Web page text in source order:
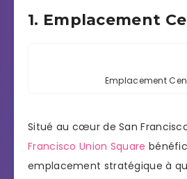
1. Emplacement
Emplacement
Situé au cœur de San
Francisco Union Square
emplacement stratégique à